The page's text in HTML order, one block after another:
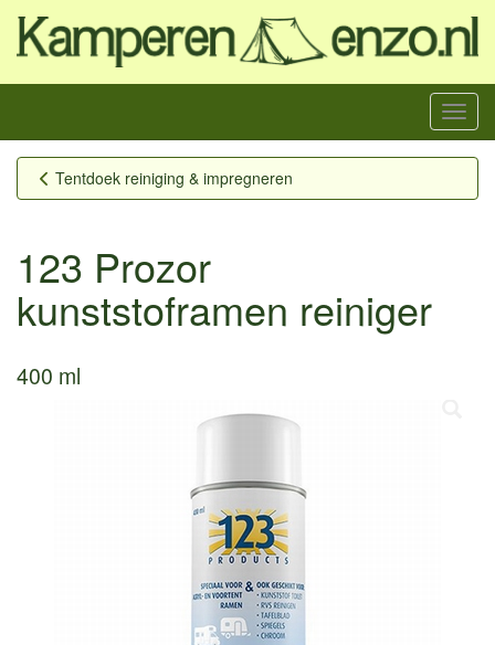
Menu
Tentdoek reiniging & impregneren
123 Prozor
kunststoframen reiniger
400 ml